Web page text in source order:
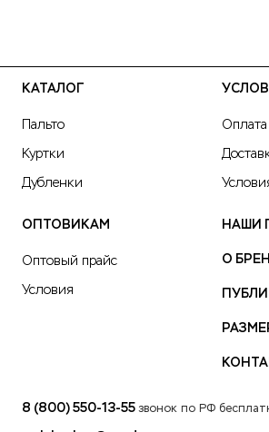
КАТАЛОГ
Пальто
Куртки
Дубленки
Оплата
ОПТОВИКАМ
Оптовый прайс
Условия
НАШИ
О
8 (800) 550-13-55 звонок по РФ